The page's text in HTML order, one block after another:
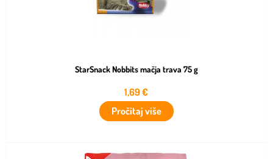
StarSnack Nobbits mačja trava 75 g
1,69€
Pročitaj više